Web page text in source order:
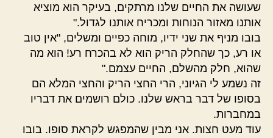
שעושה את החיים שלנו מרתקים, בעיקר הוא מוציא
אותנו מאזור הנוחות ומכריח אותנו לגדול."
בובו מניף את שני ידיו, מוחה כפיים ומשלים, "אין טוב
או רע, כך שהחלק הריק הוא לא בהכרח רע! הוא מה
שהוא, חלק מהשלם, החיים עצמם."
זה נשמע לי הגיוני, הרי החצי הריק והחצי המלא הם
בסופו של דבר בראש שלנו. כולם רושמים את דבריו
במחברות.
עוד מעט חצות. אני מבין שהמפגש לקראת סופו. בובו